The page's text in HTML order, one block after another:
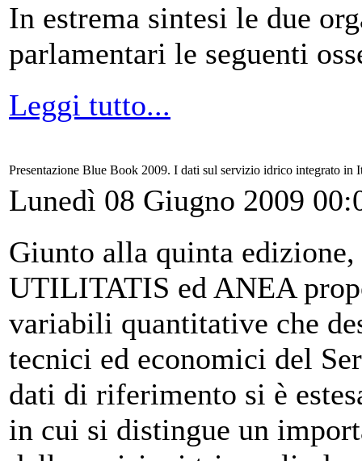
In estrema sintesi le due
parlamentari le seguenti
Leggi tutto...
Presentazione Blue Book 2009. I dati sul servizio idrico integrato in
Lunedì 08 Giugno 2009
Giunto alla quinta
UTILITATIS ed ANEA
variabili quantitative che
tecnici ed economici del
dati di riferimento si è
in cui si distingue un